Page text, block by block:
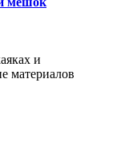
и
материалов